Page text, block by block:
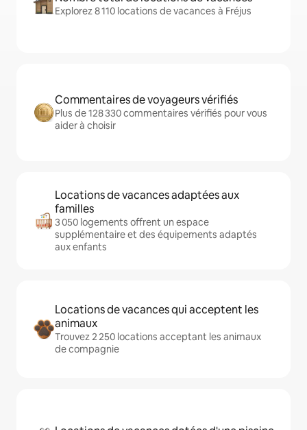
Explorez 8 110 locations de vacances à Fréjus
Commentaires de voyageurs vérifiés
Plus de 128 330 commentaires vérifiés pour vous
aider à choisir
Locations de vacances adaptées aux
familles
3 050 logements offrent un espace
supplémentaire et des équipements adaptés
aux enfants
Locations de vacances qui acceptent les
animaux
Trouvez 2 250 locations acceptant les animaux
de compagnie